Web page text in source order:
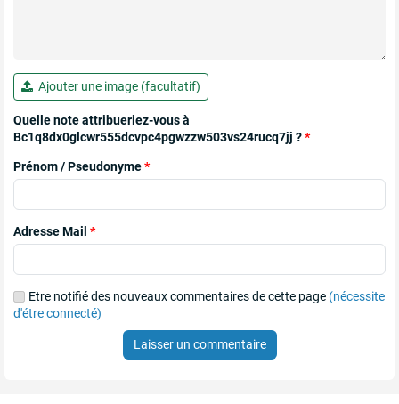
Ajouter une image (facultatif)
Quelle note attribueriez-vous à
Bc1q8dx0glcwr555dcvpc4pgwzzw503vs24rucq7jj ?*
Prénom / Pseudonyme*
Adresse Mail *
Etre notifié des nouveaux commentaires de cette page (nécessite
d'étre connecté)
Laisser un commentaire